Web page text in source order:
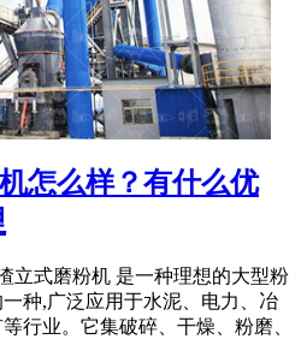
怎么样？有什么优
立式磨粉机 是一种理想的大型粉
种,广泛应用于水泥、电力、冶
行业。它集破碎、干燥、粉磨、